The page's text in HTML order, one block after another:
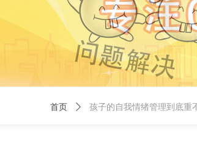
首页 ꄲ 孩子的自我情绪管理到底重